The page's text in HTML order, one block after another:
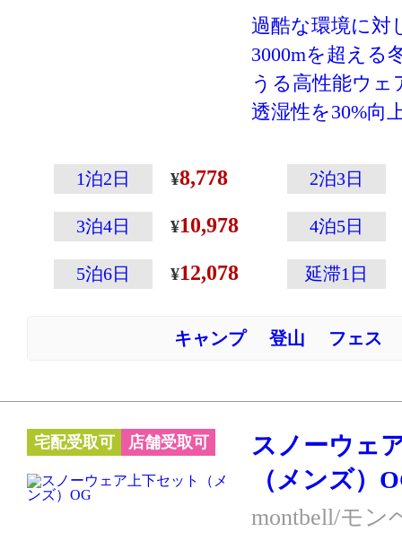
ケットやダウ
向いています。
過酷な環境に対
3000mを超える
うる高性能ウェ
透湿性を30%向
ガイドやプロ
れたアルパイ
ル。嬉しい上
値段♪
※こちらのハー
ードには向き
前提のウェアで
め、これ一枚で
ません。
※モデルチェン
1泊2日 8,778 2泊3日
3泊4日 10,978 4泊5日
5泊6日 12,078 延滞1日
キャンプ 登山 フェス
宅配受取可 店舗受取可
スノーウェ
（メンズ）
montbell/モン